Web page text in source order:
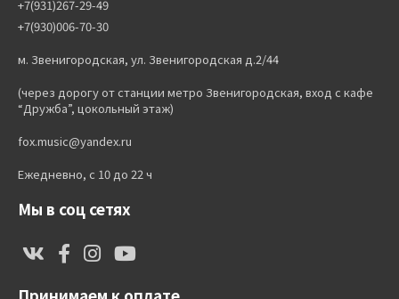
+7(931)267-29-49
+7(930)006-70-30
м. Звенигородская, ул. Звенигородская д.2/44
(через дорогу от станции метро Звенигородская, вход с кафе
“Дружба”, цокольный этаж)
fox.music@yandex.ru
Ежедневно, с 10 до 22 ч
Мы в соц сетях